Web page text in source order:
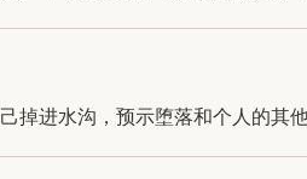
掉进水沟，预示堕落和个人的其